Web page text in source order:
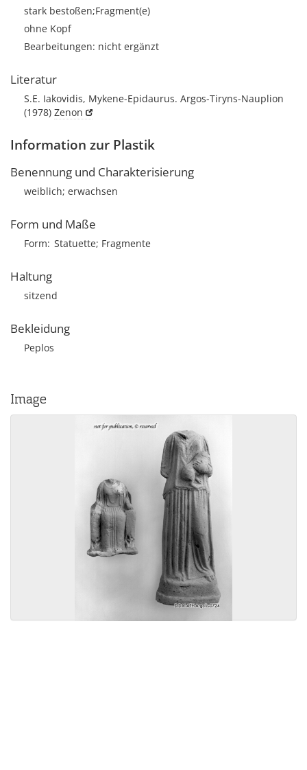
stark bestoßen;Fragment(e)
ohne Kopf
Bearbeitungen: nicht ergänzt
Literatur
S.E. Iakovidis, Mykene-Epidaurus. Argos-Tiryns-Nauplion
(1978) Zenon
Information zur Plastik
Benennung und Charakterisierung
weiblich; erwachsen
Form und Maße
Form Statuette; Fragmente
Haltung
sitzend
Bekleidung
Peplos
Image